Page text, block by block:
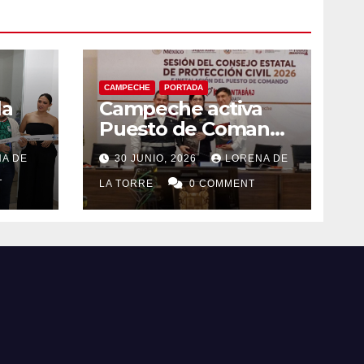
DE
CAMPECHE PORTADA
Campeche activa
Puesto de Comando
y refuerza acciones
de Protección Civil
ante riesgos
hidrometeorológico
30 JUNIO, 2026 LORENA DE
LA TORRE 0 COMMENT